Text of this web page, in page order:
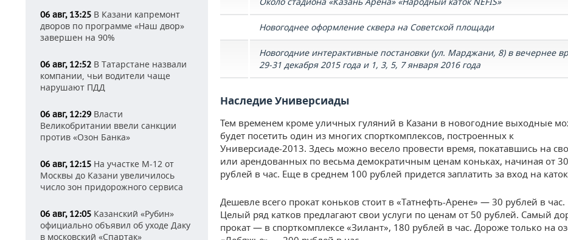
06 авг, 13:25 В Казани капремонт
дворов по программе «Наш двор»
завершен на 90%
06 авг, 12:52 В Татарстане назвали
компании, чьи водители чаще
нарушают ПДД
06 авг, 12:29 Власти
Великобритании ввели санкции
против «Озон Банка»
06 авг, 12:15 На участке М-12 от
Москвы до Казани увеличилось
число зон придорожного сервиса
06 авг, 12:05 Казанский «Рубин»
официально объявил об уходе Даку
в московский «Спартак»
Новогоднее оформление сквера на Советской площади
Новогодние интерактивные постановки (ул. Марджани, 8) в вечернее
29-31 декабря 2015 года и 1, 3, 5, 7 января 2016 года
Наследие Универсиады
Тем временем кроме уличных гуляний в Казани в новогодние выходные
будет посетить один из многих спорткомплексов, построенных к
Универсиаде-2013. Здесь можно весело провести время, покатавшись на
или арендованных по весьма демократичным ценам коньках, начиная от 30
рублей в час. Еще в среднем 100 рублей придется заплатить за вход на
Дешевле всего прокат коньков стоит в «Татнефть-Арене» — 30 рублей в час.
Целый ряд катков предлагают свои услуги по ценам от 50 рублей. Самый
прокат — в спорткомплексе «Зилант», 180 рублей в час. Дороже только на